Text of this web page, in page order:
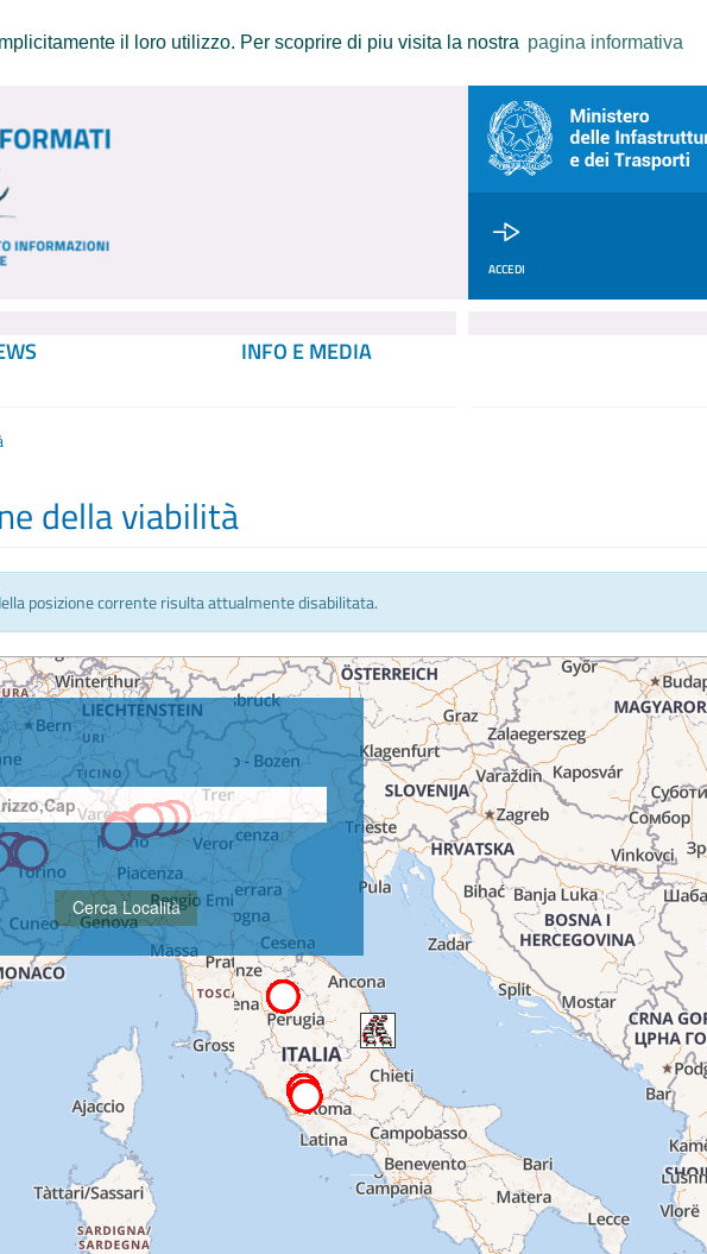
il loro utilizzo. Per scoprire di piu visita la nostra pagina informativa
ACCEDI
INFO E MEDIA
della viabilità
posizione corrente risulta attualmente disabilitata.